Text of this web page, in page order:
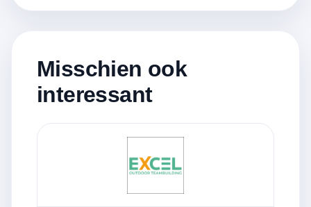
Misschien ook
interessant